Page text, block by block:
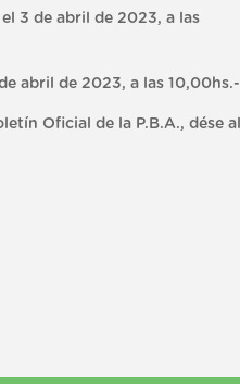
3 de abril de 2023, a las
abril de 2023, a las 10,00hs.-
Oficial de la P.B.A., dése al